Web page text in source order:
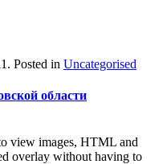
. Posted in Uncategorised
области
view images, HTML and
overlay without having to